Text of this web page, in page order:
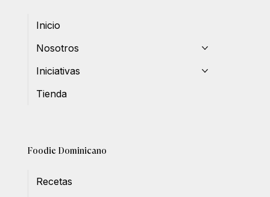
Inicio
Nosotros
Iniciativas
Tienda
Foodie Dominicano
Recetas